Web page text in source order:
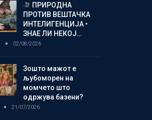
ПРИРОДНА
ПРОТИВ ВЕШТАЧКА
ИНТЕЛИГЕНЦИЈА •
ЗНАЕ ЛИ НЕКОЈ…
02/08/2026
Зошто мажот е
љубоморен на
момчето што
одржува базени?
21/07/2026